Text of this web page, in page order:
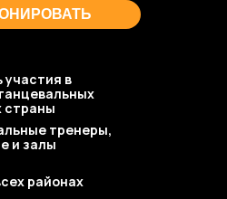
в
страны
районах
тренеры,
и залы